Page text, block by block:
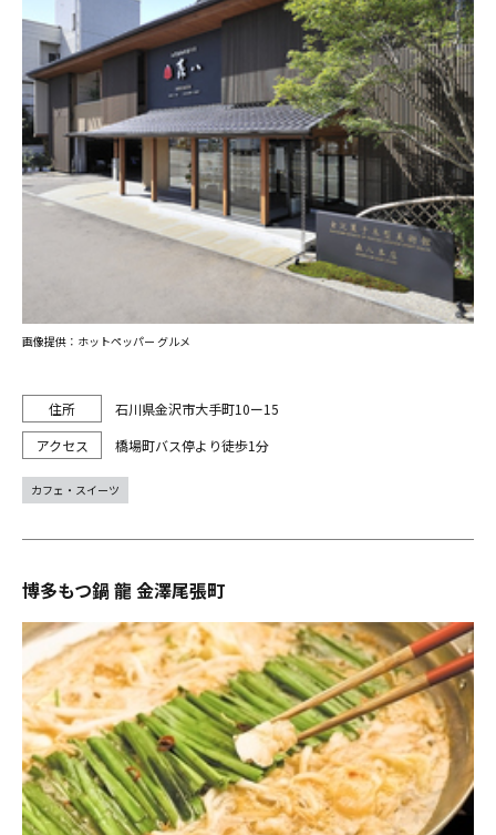
石川県金沢市大手町10ー15
橋場町バス停より徒歩1分
画像提供：ホットペッパー グルメ
カフェ・スイーツ
博多もつ鍋 龍 金澤尾張町